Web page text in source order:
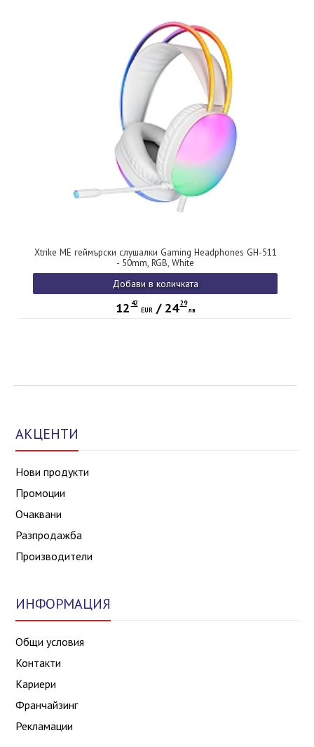
Xtrike ME геймърски слушалки Gaming Headphones GH-511
- 50mm, RGB, White
Добави в количката
12 42
EUR/ 24 29
лв
АКЦЕНТИ
Нови продукти
Промоции
Очаквани
Разпродажба
Производители
ИНФОРМАЦИЯ
Общи условия
Контакти
Кариери
Франчайзинг
Рекламации